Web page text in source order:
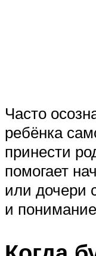
Часто
ребёнка
принести
помогает
или дочери
и